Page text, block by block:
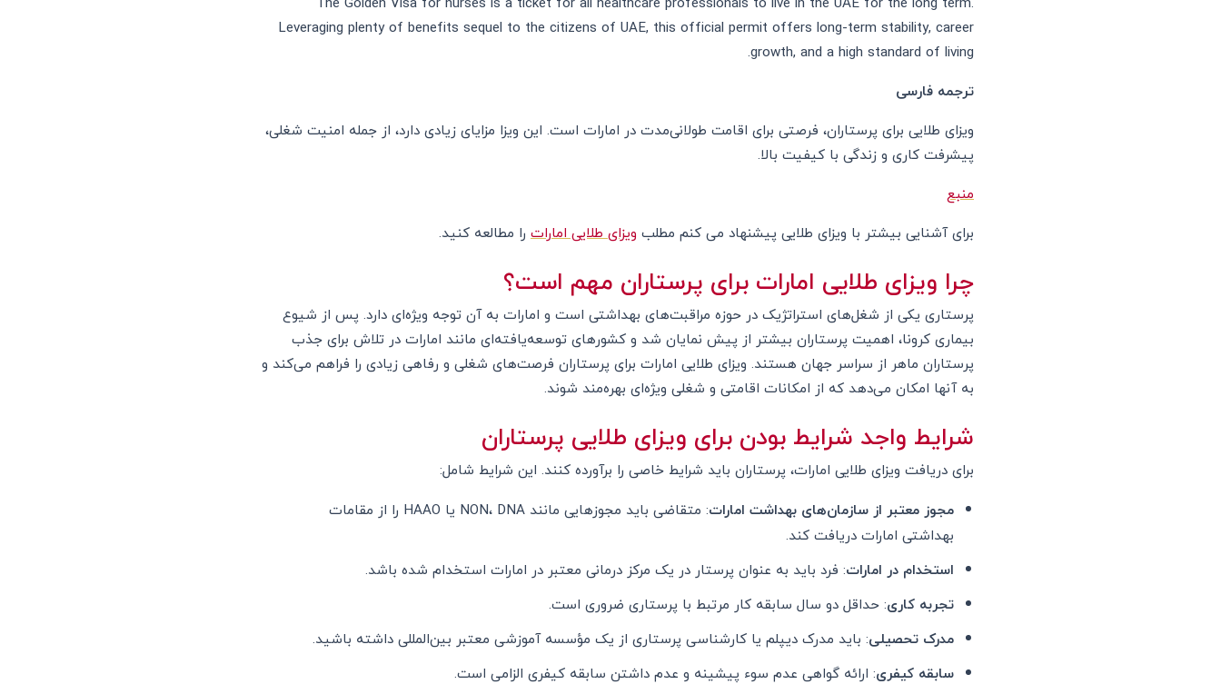
Leveraging plenty of benefits sequel to the citizens of UAE, this official permit offers long-term stability, career
growth, and a high standard of living.
ترجمه فارسی
ویزای طلایی برای پرستاران، فرصتی برای اقامت طولانی‌مدت در امارات است. این ویزا مزایای زیادی دارد، از جمله امنیت شغلی،
پیشرفت کاری و زندگی با کیفیت بالا.
منبع
برای آشنایی بیشتر با ویزای طلایی پیشنهاد می کنم مطلب ویزای طلایی امارات را مطالعه کنید.
چرا ویزای طلایی امارات برای پرستاران مهم است؟
پرستاری یکی از شغل‌های استراتژیک در حوزه مراقبت‌های بهداشتی است و امارات به آن توجه ویژه‌ای دارد. پس از شیوع
بیماری کرونا، اهمیت پرستاران بیشتر از پیش نمایان شد و کشورهای توسعه‌یافته‌ای مانند امارات در تلاش برای جذب
پرستاران ماهر از سراسر جهان هستند. ویزای طلایی امارات برای پرستاران فرصت‌های شغلی و رفاهی زیادی را فراهم می‌کند و
به آنها امکان می‌دهد که از امکانات اقامتی و شغلی ویژه‌ای بهره‌مند شوند.
شرایط واجد شرایط بودن برای ویزای طلایی پرستاران
برای دریافت ویزای طلایی امارات، پرستاران باید شرایط خاصی را برآورده کنند. این شرایط شامل:
مجوز معتبر از سازمان‌های بهداشت امارات
: متقاضی باید مجوزهایی مانند NON، DNA یا HAAO را از مقامات
بهداشتی امارات دریافت کند.
استخدام در امارات: فرد باید به عنوان پرستار در یک مرکز درمانی معتبر در امارات استخدام شده باشد.
تجربه کاری: حداقل دو سال سابقه کار مرتبط با پرستاری ضروری است.
مدرک تحصیلی: باید مدرک دیپلم یا کارشناسی پرستاری از یک مؤسسه آموزشی معتبر بین‌المللی داشته باشید.
سابقه کیفری: ارائه گواهی عدم سوء پیشینه و عدم داشتن سابقه کیفری الزامی است.